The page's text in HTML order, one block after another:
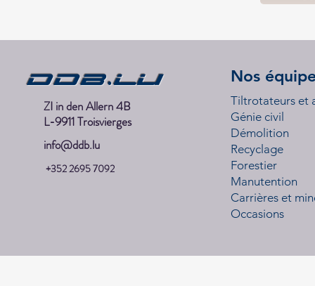
DDB.lu
ZI in den Allern 4B
L-9911 Troisvierges
info@ddb.lu
+352 2695 7092
Nos
Tiltrotateurs et
Génie civil
Démolition
Recyclage
Forestier
Manutention
Carrières et
Occasions